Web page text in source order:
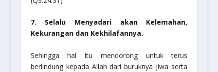
7. Selalu Menyadari akan Kelemahan,
Kekurangan dan Kekhilafannya.
Sehingga hal itu mendorong untuk terus
berlindung kepada Allah dari buruknya jiwa serta